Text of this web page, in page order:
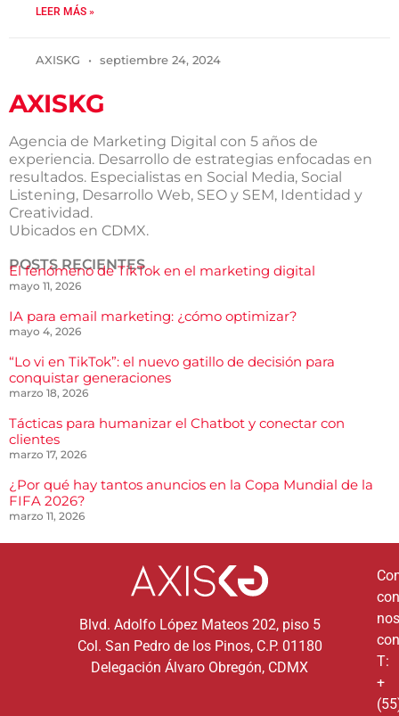
LEER MÁS »
AXISKG septiembre 24, 2024
AXISKG
Agencia de Marketing Digital con 5 años de
experiencia. Desarrollo de estrategias enfocadas en
resultados. Especialistas en Social Media, Social
Listening, Desarrollo Web, SEO y SEM, Identidad y
Creatividad.
Ubicados en CDMX.
POSTS RECIENTES
El fenómeno de TikTok en el marketing digital
mayo 11, 2026
IA para email marketing: ¿cómo optimizar?
mayo 4, 2026
“Lo vi en TikTok”: el nuevo gatillo de decisión para
conquistar generaciones
marzo 18, 2026
Tácticas para humanizar el Chatbot y conectar con
clientes
marzo 17, 2026
¿Por qué hay tantos anuncios en la Copa Mundial de la
FIFA 2026?
marzo 11, 2026
Blvd. Adolfo López Mateos 202, piso 5
Col. San Pedro de los Pinos, C.P. 01180
Delegación Álvaro Obregón, CDMX
con
T:
+